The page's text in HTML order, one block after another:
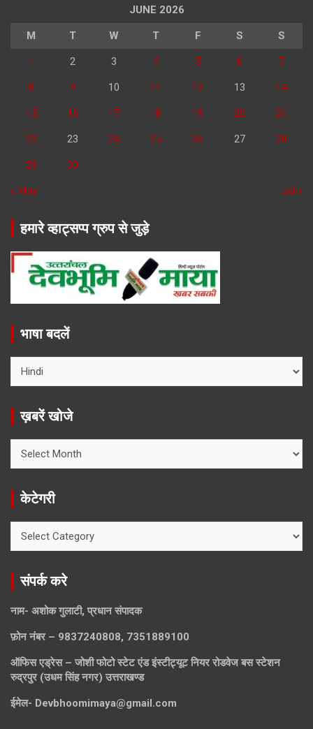
JUNE 2026
M T W T F S S
1 2 3 4 5 6 7
8 9 10 11 12 13 14
15 16 17 18 19 20 21
22 23 24 25 26 27 28
29 30
« May Jul »
हमारे व्हाट्सप्प ग्रुप से जुड़े
भाषा बदलें
ख़बरें खोजे
खोजे
केटेगरी
संपर्क करे
नाम- अशोक गुलाटी, प्रधान संपादक
फ़ोन नंबर – 9837240808, 7351889100
ऑफिस एड्रेस – जोशी फोटो स्टेट एंड इंस्टीट्यूट नियर रोडवेज बस स्टेशन
रुद्रपुर (उधम सिंह नगर) उत्तराखण्ड
ईमेल- Devbhoomimaya@gmail.com